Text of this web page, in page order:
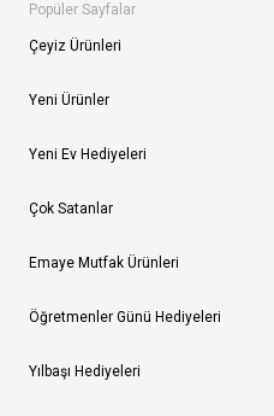
Popüler Sayfalar
Çeyiz Ürünleri
Yeni Ürünler
Yeni Ev Hediyeleri
Çok Satanlar
Emaye Mutfak Ürünleri
Öğretmenler Günü Hediyeleri
Yılbaşı Hediyeleri